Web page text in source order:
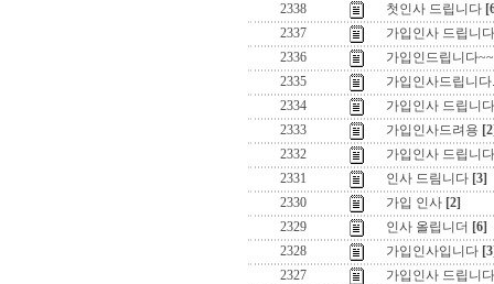
2338
첫인사 드립니다
2337
가입인사 드립니
2336
가입인드립니다
2335
가입인사드립니다.
2334
가입인사 드립니다
2333
가입인사드려용
2332
가입인사 드립니
2331
인사 드림니다 [3]
2330
가입 인사 [2]
2329
인사 올립니더 [6]
2328
가입인사입니다
2327
가입인사 드립니